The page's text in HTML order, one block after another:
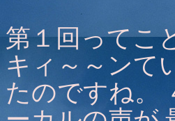
第１回ってこ
キィ～～ンて
たのですね。